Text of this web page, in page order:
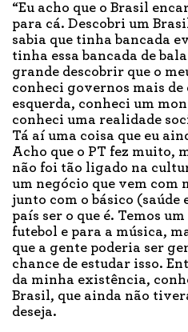
“Eu acho que o Brasil
para cá. Descobri um
sabia que tinha bancada
tinha essa bancada de
grande descobrir que o
conheci governos mais
esquerda, conheci um
conheci uma realidade
Tá aí uma coisa que eu
Acho que o PT fez muito,
não foi tão ligado na
um negócio que vem com
junto com o básico (saúde
país ser o que é. Temos
futebol e para a música,
que a gente poderia ser
chance de estudar isso.
da minha existência,
Brasil, que ainda não
deseja.